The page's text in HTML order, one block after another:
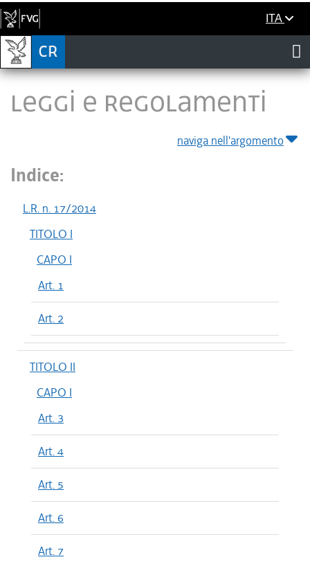
ITA
LEGGI E REGOLAMENTI
naviga nell'argomento
Indice:
L.R. n. 17/2014
TITOLO I
CAPO I
Art. 1
Art. 2
TITOLO II
CAPO I
Art. 3
Art. 4
Art. 5
Art. 6
Art. 7